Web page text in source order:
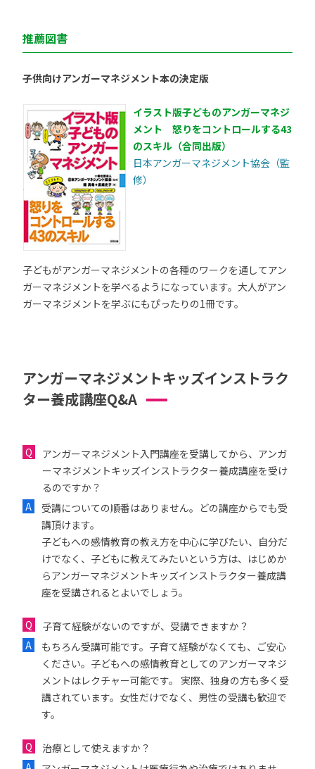
推薦図書
子供向けアンガーマネジメント本の決定版
イラスト版子どものアンガーマネジ
メント 怒りをコントロールする43
のスキル（合同出版）
日本アンガーマネジメント協会（監
修）
子どもがアンガーマネジメントの各種のワークを通してアン
ガーマネジメントを学べるようになっています。大人がアン
ガーマネジメントを学ぶにもぴったりの1冊です。
アンガーマネジメントキッズインストラク
ター養成講座Q&A
アンガーマネジメント入門講座を受講してから、アンガ
ーマネジメントキッズインストラクター養成講座を受け
るのですか？
受講についての順番はありません。どの講座からでも受
講頂けます。
子どもへの感情教育の教え方を中心に学びたい、自分だ
けでなく、子どもに教えてみたいという方は、はじめか
らアンガーマネジメントキッズインストラクター養成講
座を受講されるとよいでしょう。
子育て経験がないのですが、受講できますか？
もちろん受講可能です。子育て経験がなくても、ご安心
ください。子どもへの感情教育としてのアンガーマネジ
メントはレクチャー可能です。 実際、独身の方も多く受
講されています。女性だけでなく、男性の受講も歓迎で
す。
治療として使えますか？